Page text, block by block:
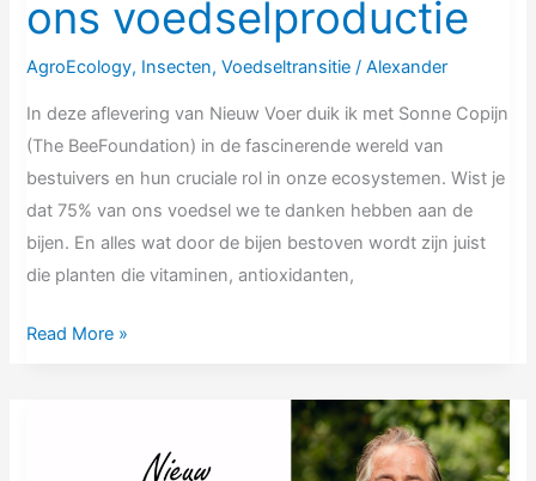
ons voedselproductie
AgroEcology, Insecten,Voedseltransitie /Alexander
In deze aflevering van Nieuw Voer duik ik met Sonne Copijn
(The BeeFoundation) in de fascinerende wereld van
bestuivers en hun cruciale rol in onze ecosystemen. Wist je
dat 75% van ons voedsel we te danken hebben aan de
bijen. En alles wat door de bijen bestoven wordt zijn juist
die planten die vitaminen, antioxidanten,
Read More »